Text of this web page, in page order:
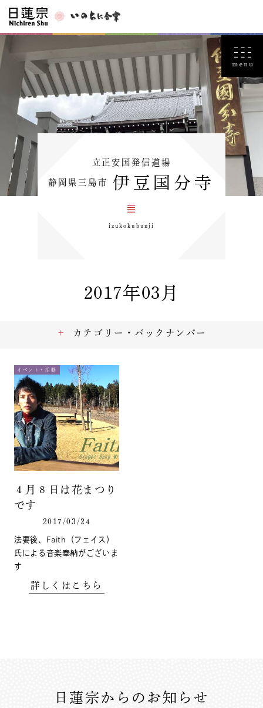
立正安国発信道場
静岡県三島市 伊豆国分寺
izukokubunji
2017年03月
イベント・活動
４月８日は花まつり
です
2017/03/24
法要後、Faith（フェイス）
氏による音楽奉納がございま
す
詳しくはこちら
カテゴリー・バックナンバー
日蓮宗からのお知らせ